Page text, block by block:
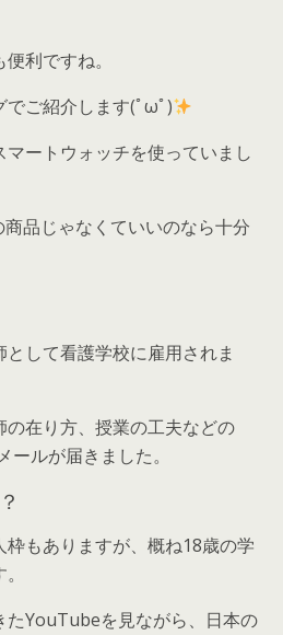
利ですね。
でご紹介します(ﾟωﾟ)
ートウォッチを使っていまし
品じゃなくていいのなら十分
して看護学校に雇用されま
在り方、授業の工夫などの
ルが届きました。
もありますが、概ね18歳の学
たYouTubeを見ながら、日本の